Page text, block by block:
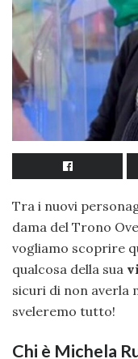
Tra i nuovi
dama del Trono
vogliamo scoprire
qualcosa della sua
sicuri di non averla
sveleremo tutto!
Chi è Michela